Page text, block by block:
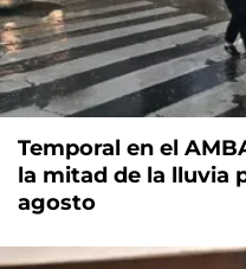
Temporal en el
la mitad de la lluvia
agosto